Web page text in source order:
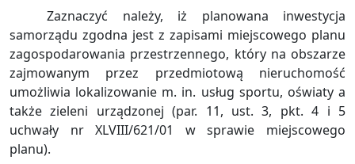
Zaznaczyć należy, iż planowana inwestycja
samorządu zgodna jest z zapisami miejscowego planu
zagospodarowania przestrzennego, który na obszarze
zajmowanym przez przedmiotową nieruchomość
umożliwia lokalizowanie m. in. usług sportu, oświaty a
także zieleni urządzonej (par. 11, ust. 3, pkt. 4 i 5
uchwały nr XLVIII/621/01 w sprawie miejscowego
planu).